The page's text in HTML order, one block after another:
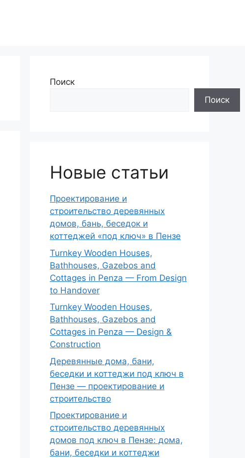
Поиск
Поиск
Новые статьи
Проектирование и
строительство деревянных
домов, бань, беседок и
коттеджей «под ключ» в Пензе
Turnkey Wooden Houses,
Bathhouses, Gazebos and
Cottages in Penza — From Design
to Handover
Turnkey Wooden Houses,
Bathhouses, Gazebos and
Cottages in Penza — Design &
Construction
Деревянные дома, бани,
беседки и коттеджи под ключ в
Пензе — проектирование и
строительство
Проектирование и
строительство деревянных
домов под ключ в Пензе: дома,
бани, беседки и коттеджи